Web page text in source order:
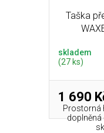
Taška
skladem
(27 ks)
1 690
Prostorná
doplněná